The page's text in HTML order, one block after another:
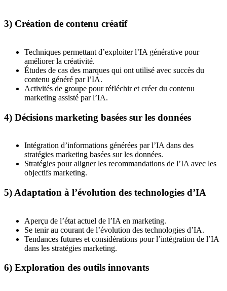
3) Création de contenu créatif
Techniques permettant d’exploiter l’IA générative pour
améliorer la créativité.
Études de cas des marques qui ont utilisé avec succès du
contenu généré par l’IA.
Activités de groupe pour réfléchir et créer du contenu
marketing assisté par l’IA.
4) Décisions marketing basées sur les données
Intégration d’informations générées par l’IA dans des
stratégies marketing basées sur les données.
Stratégies pour aligner les recommandations de l’IA avec les
objectifs marketing.
5) Adaptation à l’évolution des technologies d’IA
Aperçu de l’état actuel de l’IA en marketing.
Se tenir au courant de l’évolution des technologies d’IA.
Tendances futures et considérations pour l’intégration de l’IA
dans les stratégies marketing.
6) Exploration des outils innovants